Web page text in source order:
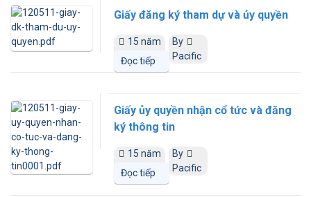
15 năm
trước
By
Pacific
Giấy đăng ký tham dự và ủy quyền
Đọc tiếp
15 năm
trước
By
Pacific
Giấy ủy quyền nhận cổ tức và đăng
ký thông tin
Đọc tiếp